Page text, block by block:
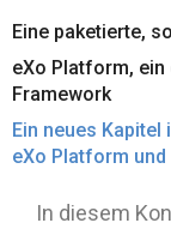
Eine paketierte,
eXo Platform,
Framework
Ein neues
eXo Platform
In diesem